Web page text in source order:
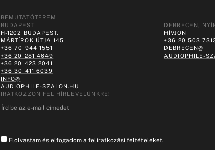
BEMUTATÓTEREM
BUDAPEST
H-1202 BUDAPEST,
MÁRTÍROK ÚTJA 145
+36 70 944 1551
+36 20 281 4649
+36 20 423 2041
+36 30 411 6039
INFO@
AUDIOPHILE-SZALON.HU
DEBRECEN,
HÍVJON
+36 20 503
DEBRECEN@
AUDIOPHILE-
IRATKOZZON FEL HÍRLEVELÜNKRE!
Elolvastam és elfogadom a feliratkozási feltételeket.